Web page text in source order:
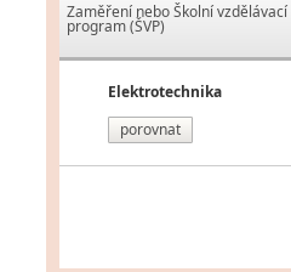
Zaměření nebo Školní vzdělávací
program (ŠVP)
Elektrotechnika
porovnat